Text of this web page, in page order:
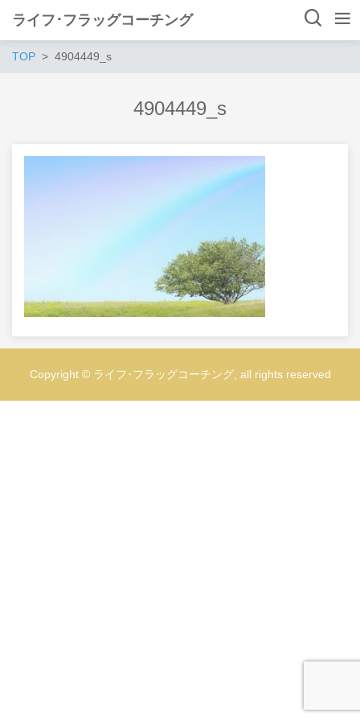
ライフ･フラッグコーチング
TOP 4904449_s
4904449_s
Copyright © ライフ･フラッグコーチング, all rights reserved